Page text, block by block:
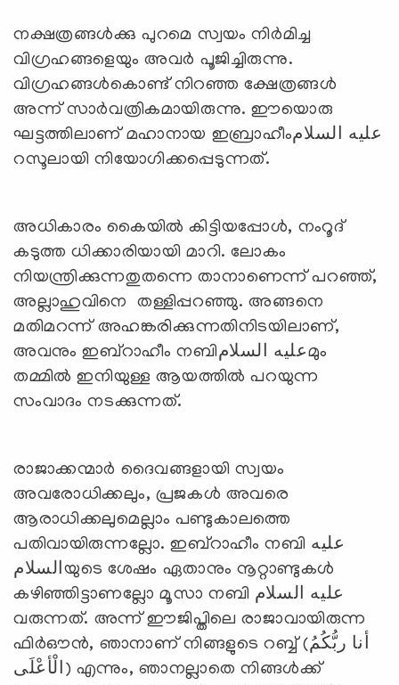
നക്ഷത്രങ്ങള്‍ക്കു പുറമെ സ്വയം നിര്‍മിച്ച
വിഗ്രഹങ്ങളെയും അവര്‍ പൂജിച്ചിരുന്നു.
വിഗ്രഹങ്ങള്‍കൊണ്ട് നിറഞ്ഞ ക്ഷേത്രങ്ങള്‍
അന്ന് സാര്‍വത്രികമായിരുന്നു. ഈയൊരു
ഘട്ടത്തിലാണ് മഹാനായ ഇബ്രാഹീംعليه السلام
റസൂലായി നിയോഗിക്കപ്പെടുന്നത്.
അധികാരം കൈയില്‍ കിട്ടിയപ്പോള്‍, നംറൂദ്
കടുത്ത ധിക്കാരിയായി മാറി. ലോകം
നിയന്ത്രിക്കുന്നതുതന്നെ താനാണെന്ന് പറഞ്ഞ്,
അല്ലാഹുവിനെ തള്ളിപ്പറഞ്ഞു. അങ്ങനെ
മതിമറന്ന് അഹങ്കരിക്കുന്നതിനിടയിലാണ്,
അവനും ഇബ്‌റാഹീം നബിعليه السلامമും
തമ്മില്‍ ഇനിയുള്ള ആയത്തില്‍ പറയുന്ന
സംവാദം നടക്കുന്നത്.
രാജാക്കന്മാര്‍ ദൈവങ്ങളായി സ്വയം
അവരോധിക്കലും, പ്രജകള്‍ അവരെ
ആരാധിക്കലുമെല്ലാം പണ്ടുകാലത്തെ
പതിവായിരുന്നല്ലോ. ഇബ്‌റാഹീം നബി عليه
السلامയുടെ ശേഷം ഏതാനും നൂറ്റാണ്ടുകള്‍
കഴിഞ്ഞിട്ടാണല്ലോ മൂസാ നബി عليه السلام
വരുന്നത്. അന്ന് ഈജിപ്തിലെ രാജാവായിരുന്ന
ഫിര്‍ഔന്‍, ഞാനാണ് നിങ്ങളുടെ റബ്ബ് (أنا ربُّكُمُ
الْأعْلَى) എന്നും, ഞാനല്ലാതെ നിങ്ങള്‍ക്ക്